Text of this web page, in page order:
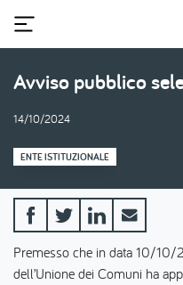
contenuto
principale
Avviso pubblico
14/10/2024
ENTE ISTITUZIONALE
Premesso che in data 10/
dell’Unione dei Comuni ha